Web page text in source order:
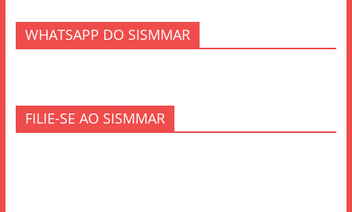
WHATSAPP DO SISMMAR
FILIE-SE AO SISMMAR